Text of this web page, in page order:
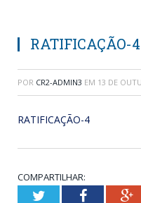
RATIFICAÇÃO-4
POR CR2-ADMIN3 EM 13 DE
RATIFICAÇÃO-4
COMPARTILHAR:
TwitterFacebook